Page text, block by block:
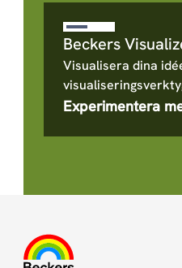
Beckers
Visualisera dina
Experimentera